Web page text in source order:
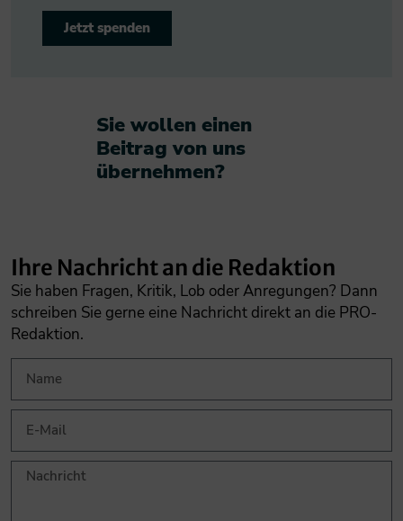
Jetzt spenden
Sie wollen einen
Beitrag von uns
übernehmen?​
Ihre Nachricht an die Redaktion
Sie haben Fragen, Kritik, Lob oder Anregungen? Dann
schreiben Sie gerne eine Nachricht direkt an die PRO-
Redaktion.